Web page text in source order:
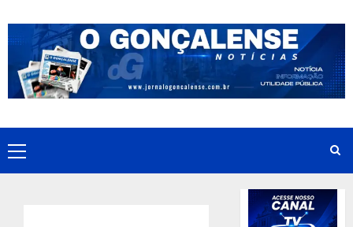
to
content
Primary
Menu